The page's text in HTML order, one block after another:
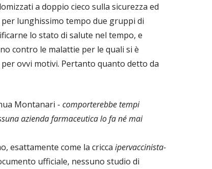
a doppio cieco sulla sicurezza ed
lunghissimo tempo due gruppi di
lo stato di salute nel tempo, e
contro le malattie per le quali si è
ovvi motivi. Pertanto quanto detto da
Montanari - comporterebbe tempi
azienda farmaceutica lo fa né mai
esattamente come la cricca ipervaccinista-
ufficiale, nessuno studio di